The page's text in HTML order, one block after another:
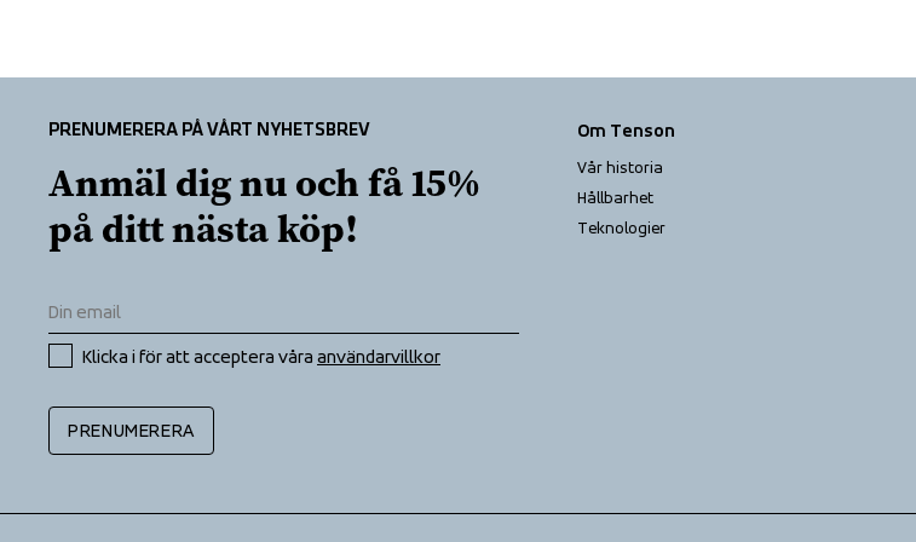
PRENUMERERA PÅ VÅRT NYHETSBREV
Anmäl dig nu och få 15%
på ditt nästa köp!
Klicka i för att acceptera våra användarvillkor
PRENUMERERA
Om Tenson
Vår historia
Hållbarhet
Teknologier